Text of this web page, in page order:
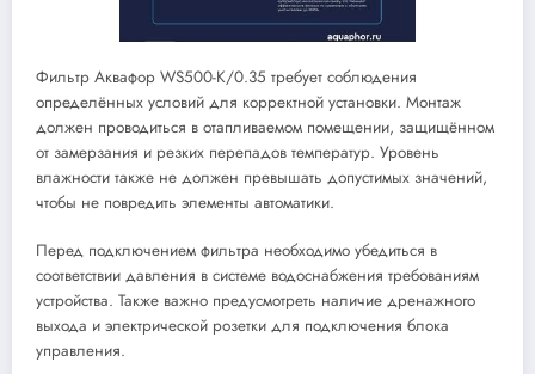
Фильтр Аквафор WS500-K/0.35 требует соблюдения
определённых условий для корректной установки. Монтаж
должен проводиться в отапливаемом помещении, защищённом
от замерзания и резких перепадов температур. Уровень
влажности также не должен превышать допустимых значений,
чтобы не повредить элементы автоматики.
Перед подключением фильтра необходимо убедиться в
соответствии давления в системе водоснабжения требованиям
устройства. Также важно предусмотреть наличие дренажного
выхода и электрической розетки для подключения блока
управления.